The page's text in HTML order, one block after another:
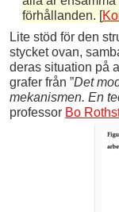
förhållanden. [
Lite stöd för den
stycket ovan,
deras situation på
grafer från ”Det
mekanismen. En
professor Bo